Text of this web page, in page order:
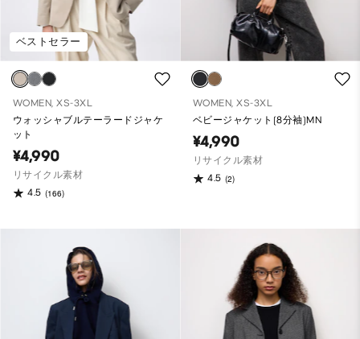
ベストセラー
WOMEN, XS-3XL
ウォッシャブルテーラードジャケ
ット
¥4,990
リサイクル素材
4.5 (166)
WOMEN, XS-3XL
ベビージャケット(8分袖)MN
¥4,990
リサイクル素材
4.5 (2)